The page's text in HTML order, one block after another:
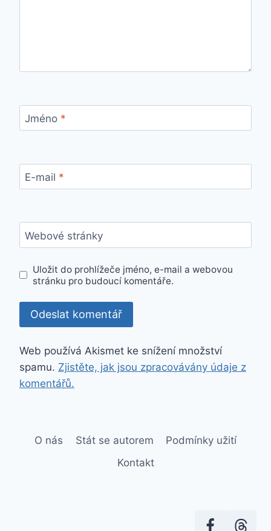
Jméno *
E-mail *
Webové stránky
Uložit do prohlížeče jméno, e-mail a webovou
stránku pro budoucí komentáře.
Web používá Akismet ke snížení množství
spamu. Zjistěte, jak jsou zpracovávány údaje z
komentářů.
O nás Stát se autorem
Podmínky užití
Kontakt